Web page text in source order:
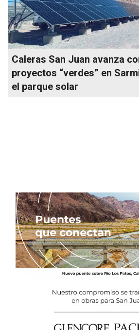
Caleras San Juan avanza
proyectos “verdes” en
el parque solar